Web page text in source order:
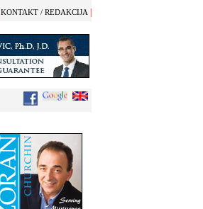
KONTAKT / REDAKCIJA